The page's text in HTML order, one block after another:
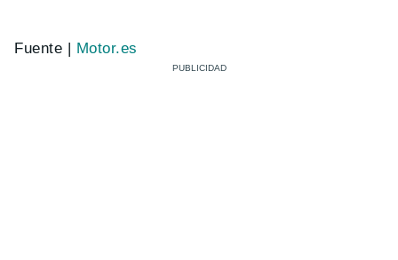
Fuente | Motor.es